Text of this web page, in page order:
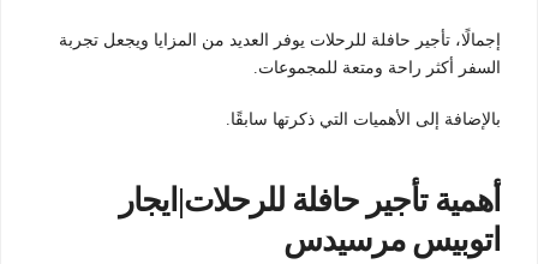
إجمالًا، تأجير حافلة للرحلات يوفر العديد من المزايا ويجعل تجربة
السفر أكثر راحة ومتعة للمجموعات.
بالإضافة إلى الأهميات التي ذكرتها سابقًا.
أهمية تأجير حافلة للرحلات|ايجار
اتوبيس مرسيدس